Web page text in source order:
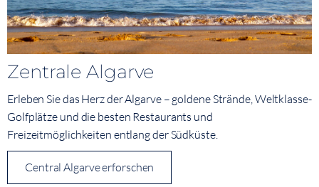
Zentrale Algarve
Erleben Sie das Herz der Algarve – goldene Strände, Weltklasse-
Golfplätze und die besten Restaurants und
Freizeitmöglichkeiten entlang der Südküste.
Central Algarve erforschen